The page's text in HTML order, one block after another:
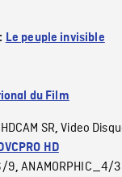
Le peuple invisible
du Film
HDCAM SR,Video
DVCPRO HD
9,ANAMORPHIC_4/3